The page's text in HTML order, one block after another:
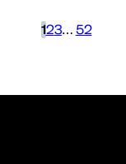
123… 52